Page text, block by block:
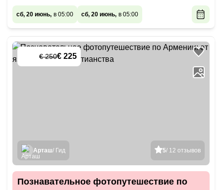
сб, 20 июнь, в 05:00 сб, 20 июнь, в 05:00
€ 250€ 225
5/ 12 отзывов
Арташ/ Гид
Познавательное фотопутешествие по